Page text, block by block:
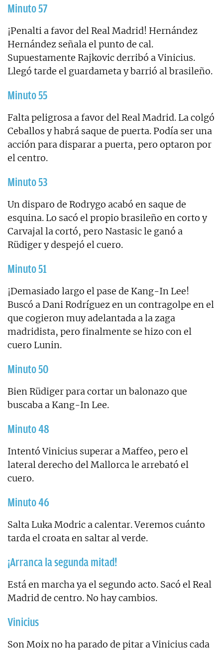
Minuto 57
¡Penalti a favor del Real Madrid! Hernández
Hernández señala el punto de cal.
Supuestamente Rajkovic derribó a Vinicius.
Llegó tarde el guardameta y barrió al brasileño.
Minuto 55
Falta peligrosa a favor del Real Madrid. La colgó
Ceballos y habrá saque de puerta. Podía ser una
acción para disparar a puerta, pero optaron por
el centro.
Minuto 53
Un disparo de Rodrygo acabó en saque de
esquina. Lo sacó el propio brasileño en corto y
Carvajal la cortó, pero Nastasic le ganó a
Rüdiger y despejó el cuero.
Minuto 51
¡Demasiado largo el pase de Kang-In Lee!
Buscó a Dani Rodríguez en un contragolpe en el
que cogieron muy adelantada a la zaga
madridista, pero finalmente se hizo con el
cuero Lunin.
Minuto 50
Bien Rüdiger para cortar un balonazo que
buscaba a Kang-In Lee.
Minuto 48
Intentó Vinicius superar a Maffeo, pero el
lateral derecho del Mallorca le arrebató el
cuero.
Minuto 46
Salta Luka Modric a calentar. Veremos cuánto
tarda el croata en saltar al verde.
¡Arranca la segunda mitad!
Está en marcha ya el segundo acto. Sacó el Real
Madrid de centro. No hay cambios.
Vinicius
Son Moix no ha parado de pitar a Vinicius cada